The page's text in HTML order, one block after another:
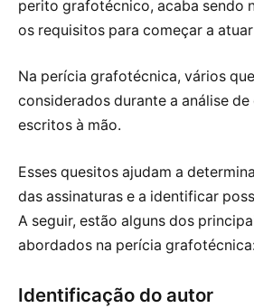
perito grafotécnico, acaba sendo
os requisitos para começar a atuar
Na perícia grafotécnica, vários
considerados durante a análise
escritos à mão.
Esses quesitos ajudam a
das assinaturas e a identificar
A seguir, estão alguns dos
abordados na perícia grafotécnica:
Identificação do autor